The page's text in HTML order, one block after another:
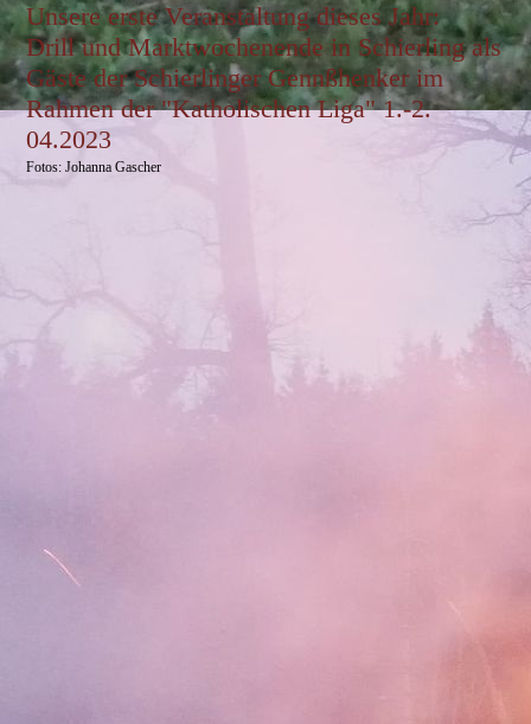
Unsere erste Veranstaltung dieses Jahr:
Drill und Marktwochenende in Schierling als
Gäste der Schierlinger Gennßhenker im
Rahmen der "Katholischen Liga" 1.-2.
04.2023
Fotos: Johanna Gascher